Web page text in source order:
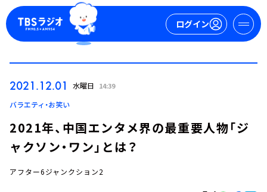
ログイン
ログイン
2021.12.01 水曜日 14:39
バラエティ・お笑い
2021年、中国エンタメ界の最重要人物「ジ
ャクソン・ワン」とは？
アフター6ジャンクション2